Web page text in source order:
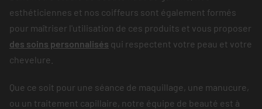
esthéticiennes et nos coiffeurs sont également formés
pour maîtriser l'utilisation de ces produits et vous proposer
des soins personnalisés qui respectent votre peau et votre
chevelure.
Que ce soit pour une séance de maquillage, une manucure,
ou un traitement capillaire, notre équipe de beauté est à